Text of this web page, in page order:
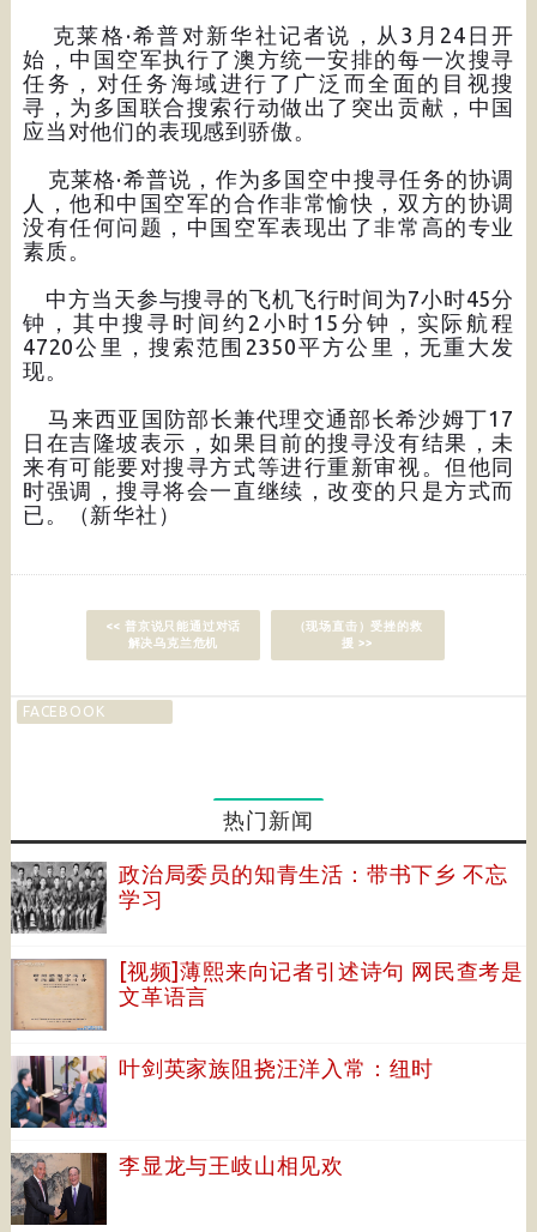
克莱格·希普对新华社记者说，从3月24日开
始，中国空军执行了澳方统一安排的每一次搜寻
任务，对任务海域进行了广泛而全面的目视搜
寻，为多国联合搜索行动做出了突出贡献，中国
应当对他们的表现感到骄傲。
克莱格·希普说，作为多国空中搜寻任务的协调
人，他和中国空军的合作非常愉快，双方的协调
没有任何问题，中国空军表现出了非常高的专业
素质。
中方当天参与搜寻的飞机飞行时间为7小时45分
钟，其中搜寻时间约2小时15分钟，实际航程
4720公里，搜索范围2350平方公里，无重大发
现。
马来西亚国防部长兼代理交通部长希沙姆丁17
日在吉隆坡表示，如果目前的搜寻没有结果，未
来有可能要对搜寻方式等进行重新审视。但他同
时强调，搜寻将会一直继续，改变的只是方式而
已。（新华社）
<< 普京说只能通过对话
解决乌克兰危机
（现场直击）受挫的救
援 >>
FACEBOOK
热门新闻
政治局委员的知青生活：带书下乡 不忘
学习
[视频]薄熙来向记者引述诗句 网民查考是
文革语言
叶剑英家族阻挠汪洋入常：纽时
李显龙与王岐山相见欢